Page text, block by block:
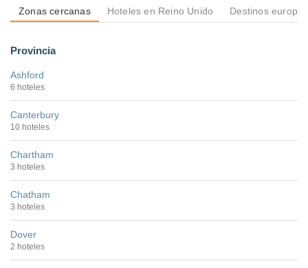
Zonas cercanas Hoteles en Reino Unido Destinos
Provincia
Ashford
6 hoteles
Canterbury
10 hoteles
Chartham
3 hoteles
Chatham
3 hoteles
Dover
2 hoteles